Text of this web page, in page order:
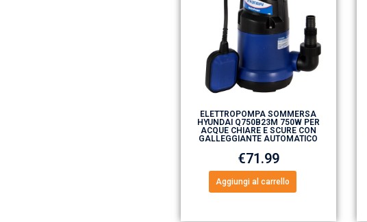
ELETTROPOMPA SOMMERSA
HYUNDAI Q750B23M 750W PER
ACQUE CHIARE E SCURE CON
GALLEGGIANTE AUTOMATICO
€71.99
Aggiungi al carrello